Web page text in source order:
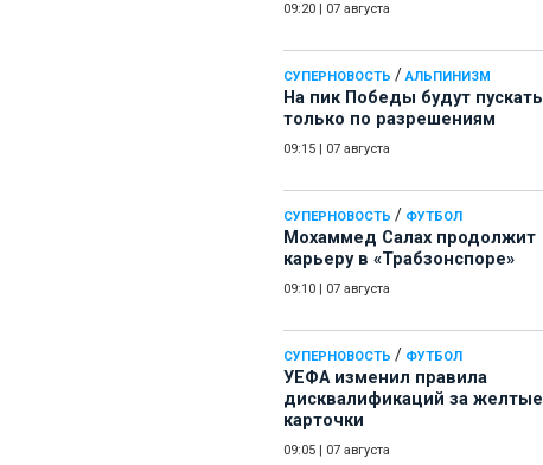
09:20 07 августа
СУПЕРНОВОСТЬ / АЛЬПИНИЗМ
На пик Победы будут пускать
только по разрешениям
09:15 07 августа
СУПЕРНОВОСТЬ / ФУТБОЛ
Мохаммед Салах продолжит
карьеру в «Трабзонспоре»
09:10 07 августа
СУПЕРНОВОСТЬ / ФУТБОЛ
УЕФА изменил правила
дисквалификаций за желтые
карточки
09:05 07 августа